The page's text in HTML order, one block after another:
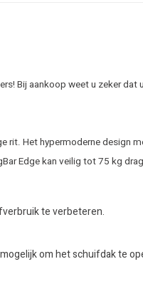
Bij aankoop weet u zeker
Het hypermoderne design
Edge kan veilig tot 75 kg
te verbeteren.
om het schuifdak te